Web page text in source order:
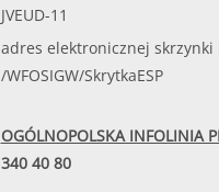
JVEUD-11
adres elektronicznej skrzynki
/WFOSIGW/SkrytkaESP
OGÓLNOPOLSKA INFOLINIA
340 40 80